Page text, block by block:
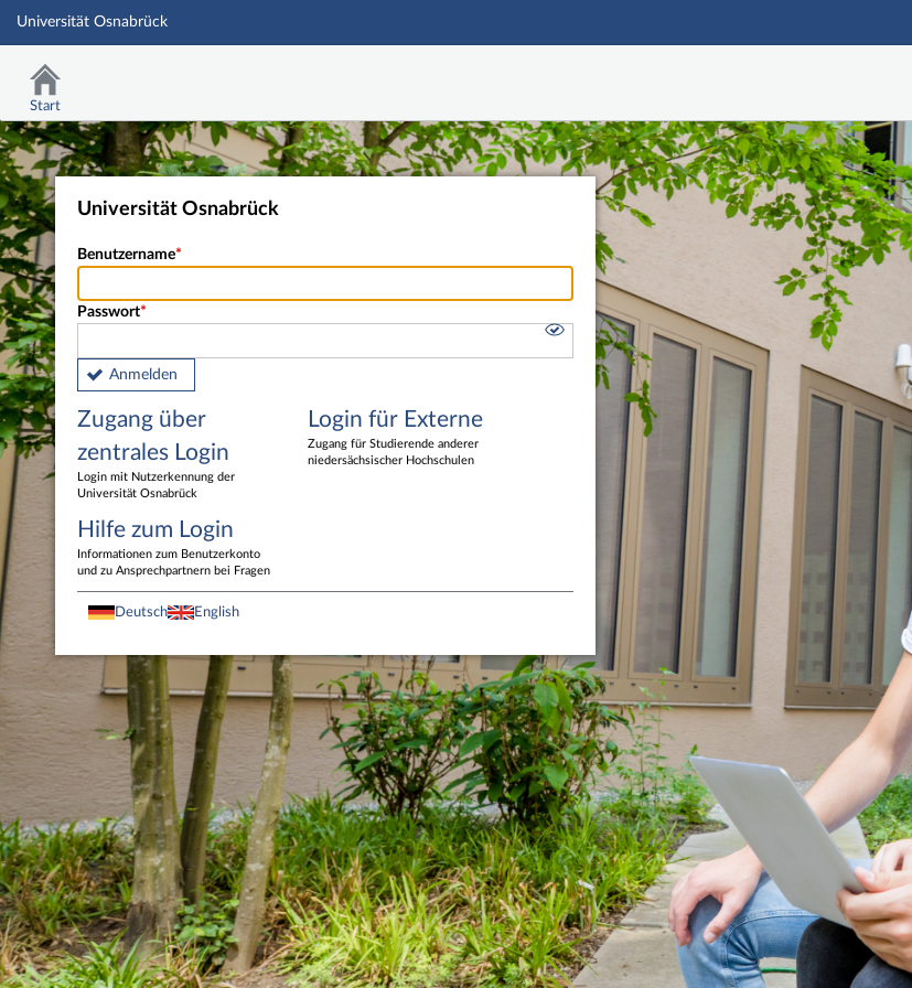
Hauptnavigation
Universität Osnabrück
Start
Universität Osnabrück
Benutzername
Passwort
Anmelden
Zugang über
zentrales Login
Login mit Nutzerkennung der
Universität Osnabrück
Login für Externe
Zugang für Studierende anderer
niedersächsischer Hochschulen
Hilfe zum Login
Informationen zum Benutzerkonto
und zu Ansprechpartnern bei Fragen
Deutsch English